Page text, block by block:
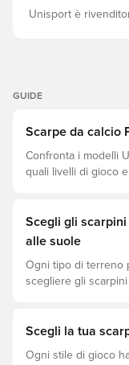
Unisport è
GUIDE
Scarpe da calcio
Confronta i modelli
quali livelli di gioco
Scegli gli
alle suole
Ogni tipo di terreno
scegliere gli
tipo di superficie!
Scegli la tua
Ogni stile di gioco